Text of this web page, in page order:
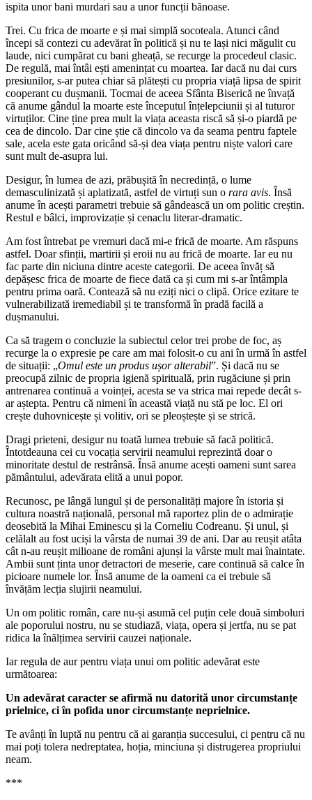
ispita unor bani murdari sau a unor funcții bănoase.
Trei. Cu frica de moarte e și mai simplă socoteala. Atunci când
începi să contezi cu adevărat în politică și nu te lași nici măgulit cu
laude, nici cumpărat cu bani gheață, se recurge la procedeul clasic.
De regulă, mai întâi ești amenințat cu moartea. Iar dacă nu dai curs
presiunilor, s-ar putea chiar să plătești cu propria viață lipsa de spirit
cooperant cu dușmanii. Tocmai de aceea Sfânta Biserică ne învață
că anume gândul la moarte este începutul înțelepciunii și al tuturor
virtuților. Cine ține prea mult la viața aceasta riscă să și-o piardă pe
cea de dincolo. Dar cine știe că dincolo va da seama pentru faptele
sale, acela este gata oricând să-și dea viața pentru niște valori care
sunt mult de-asupra lui.
Desigur, în lumea de azi, prăbușită în necredință, o lume
demasculinizată și aplatizată, astfel de virtuți sun o rara avis. Însă
anume în acești parametri trebuie să gândească un om politic creștin.
Restul e bâlci, improvizație și cenaclu literar-dramatic.
Am fost întrebat pe vremuri dacă mi-e frică de moarte. Am răspuns
astfel. Doar sfinții, martirii și eroii nu au frică de moarte. Iar eu nu
fac parte din niciuna dintre aceste categorii. De aceea învăț să
depășesc frica de moarte de fiece dată ca și cum mi s-ar întâmpla
pentru prima oară. Contează să nu eziți nici o clipă. Orice ezitare te
vulnerabilizată iremediabil și te transformă în pradă facilă a
dușmanului.
Ca să tragem o concluzie la subiectul celor trei probe de foc, aș
recurge la o expresie pe care am mai folosit-o cu ani în urmă în astfel
de situații: „Omul este un produs ușor alterabil”. Și dacă nu se
preocupă zilnic de propria igienă spirituală, prin rugăciune și prin
antrenarea continuă a voinței, acesta se va strica mai repede decât s-
ar aștepta. Pentru că nimeni în această viață nu stă pe loc. El ori
crește duhovnicește și volitiv, ori se pleoștește și se strică.
Dragi prieteni, desigur nu toată lumea trebuie să facă politică.
Întotdeauna cei cu vocația servirii neamului reprezintă doar o
minoritate destul de restrânsă. Însă anume acești oameni sunt sarea
pământului, adevărata elită a unui popor.
Recunosc, pe lângă lungul și de personalități majore în istoria și
cultura noastră națională, personal mă raportez plin de o admirație
deosebită la Mihai Eminescu și la Corneliu Codreanu. Și unul, și
celălalt au fost uciși la vârsta de numai 39 de ani. Dar au reușit atâta
cât n-au reușit milioane de români ajunși la vârste mult mai înaintate.
Ambii sunt ținta unor detractori de meserie, care continuă să calce în
picioare numele lor. Însă anume de la oameni ca ei trebuie să
învățăm lecția slujirii neamului.
Un om politic român, care nu-și asumă cel puțin cele două simboluri
ale poporului nostru, nu se studiază, viața, opera și jertfa, nu se pat
ridica la înălțimea servirii cauzei naționale.
Iar regula de aur pentru viața unui om politic adevărat este
următoarea:
Un adevărat caracter se afirmă nu datorită unor circumstanțe
prielnice, ci în pofida unor circumstanțe neprielnice.
Te avânți în luptă nu pentru că ai garanția succesului, ci pentru că nu
mai poți tolera nedreptatea, hoția, minciuna și distrugerea propriului
neam.
***